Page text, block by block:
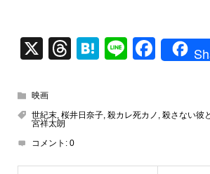
X T
a
d
s
H
n
Li F
e
o
映画
世紀末, 桜井日奈子, 殺カレ死カノ 殺さない彼
宮祥太朗
コメント: 0